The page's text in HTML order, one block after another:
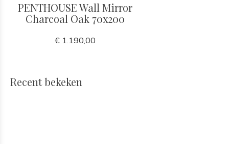
PENTHOUSE Wall Mirror
Charcoal Oak 70x200
€ 1.190,00
Recent bekeken